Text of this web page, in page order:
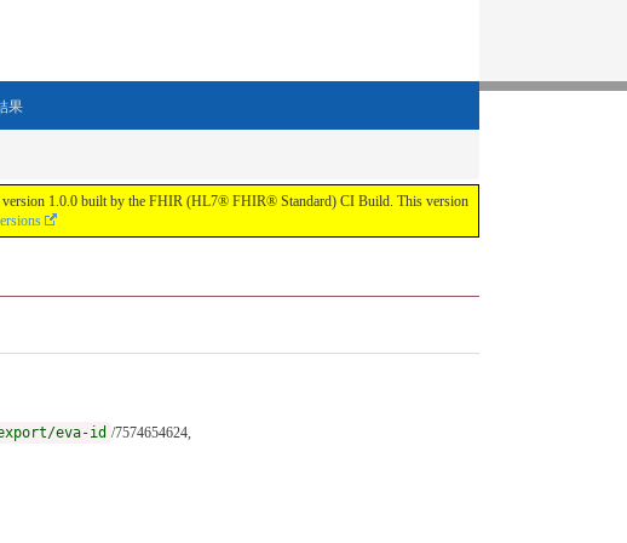
果
1.0.0 built by the FHIR (HL7® FHIR® Standard) CI Build. This version
eva-id /7574654624,